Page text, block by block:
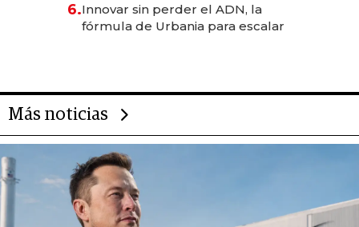
6.Innovar sin perder el ADN, la
fórmula de Urbania para escalar
Más noticias